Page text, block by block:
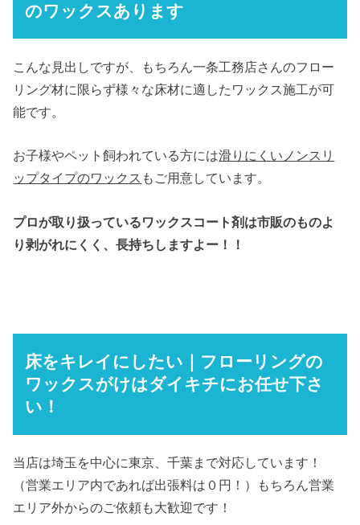
のワックスあります
こんな見出しですが、もちろん一条工務店さんのフロー
リング材に限らず様々な床材に適したワックス施工が可
能です。
お子様やペット飼われている方には滑りにくいノンスリ
ップタイプのワックス もご用意しています。
プロが取り扱っているワックスコート剤は市販のものよ
り剥がれにくく、長持ちしますよー！！
床をキレイにしたい｜フローリングの
ワックスがけはダイキチにお任せ下さ
い！
当店は埼玉を中心に東京、千葉まで対応しています！
（営業エリア内であれば出張料は０円！）もちろん営業
エリア外からのご依頼も大歓迎です！